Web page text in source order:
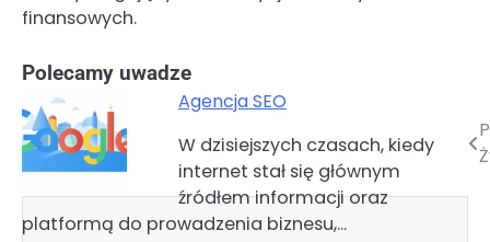
finansowych.
Polecamy uwadze
Agencja SEO
W dzisiejszych czasach, kiedy
internet stał się głównym
źródłem informacji oraz
platformą do prowadzenia biznesu,…
Nawigacja
wpisu